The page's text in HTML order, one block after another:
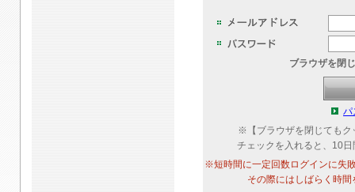
パ
※【ブラウザを閉じてもク
チェックを入れると、10
※短時間に一定回数ログインに失
その際にはしばらく時
ブラウザを閉